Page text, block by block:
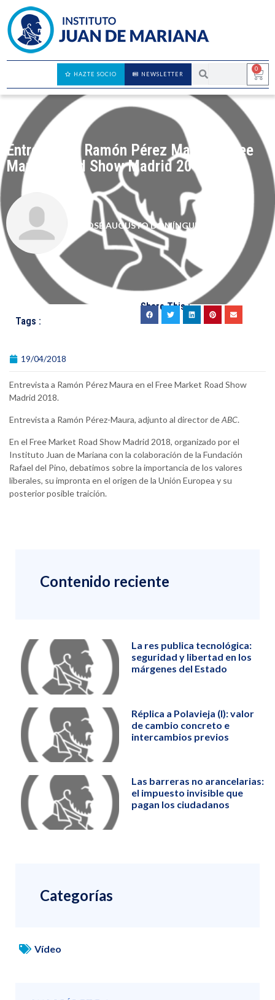
0
NEWSLETTER
HAZTE SOCIO
Entrevista a Ramón Pérez Maura – Free
Market Road Show Madrid 2018
JOSÉ AUGUSTO DOMÍNGUEZ
Tags :
Share This :
19/04/2018
Entrevista a Ramón Pérez Maura en el Free Market Road Show
Madrid 2018.
Entrevista a Ramón Pérez-Maura, adjunto al director deABC.
En el Free Market Road Show Madrid 2018, organizado por el
Instituto Juan de Mariana con la colaboración de la Fundación
Rafael del Pino, debatimos sobre la importancia de los valores
liberales, su impronta en el origen de la Unión Europea y su
posterior posible traición.
Contenido reciente
La res publica tecnológica:
seguridad y libertad en los
márgenes del Estado
Réplica a Polavieja (I): valor
de cambio concreto e
intercambios previos
Las barreras no arancelarias:
el impuesto invisible que
pagan los ciudadanos
Categorías
Vídeo